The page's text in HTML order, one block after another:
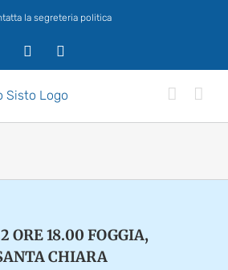
la segreteria politica
ORE 18.00 FOGGIA,
CHIARA